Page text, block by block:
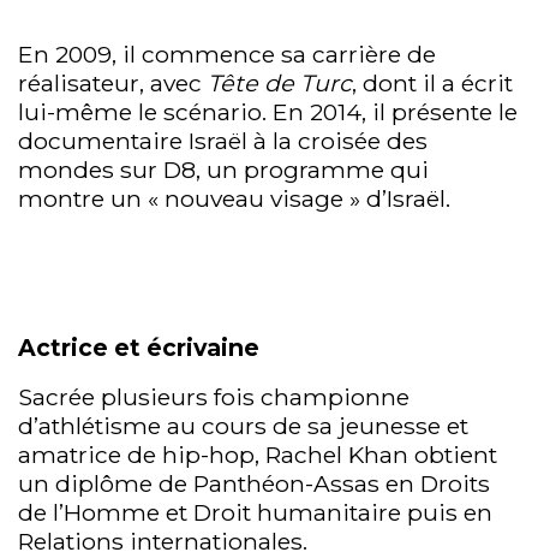
En 2009, il commence sa carrière de
réalisateur, avec Tête de Turc, dont il a écrit
lui-même le scénario. En 2014, il présente le
documentaire Israël à la croisée des
mondes sur D8, un programme qui
montre un « nouveau visage » d’Israël.
Actrice et écrivaine
Sacrée plusieurs fois championne
d’athlétisme au cours de sa jeunesse et
amatrice de hip-hop, Rachel Khan obtient
un diplôme de Panthéon-Assas en Droits
de l’Homme et Droit humanitaire puis en
Relations internationales.